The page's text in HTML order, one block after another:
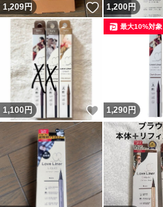
1,209円 いいね！
1,200円
1,100円 いいね！
1,290 円
最大10%対象